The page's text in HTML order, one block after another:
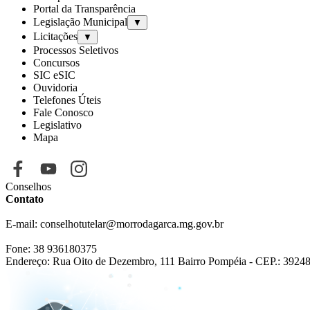
Portal da Transparência
Legislação Municipal
▼
Licitações ▼
Processos Seletivos
Concursos
SIC eSIC
Ouvidoria
Telefones Úteis
Fale Conosco
Legislativo
Mapa
Conselhos
Contato
E-mail: conselhotutelar@morrodagarca.mg.gov.br
Fone: 38 936180375
Endereço: Rua Oito de Dezembro, 111 Bairro Pompéia - CEP.: